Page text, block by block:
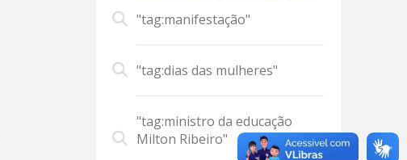
"tag:manifestação"
"tag:dias das mulheres"
"tag:ministro da educação
Milton Ribeiro"